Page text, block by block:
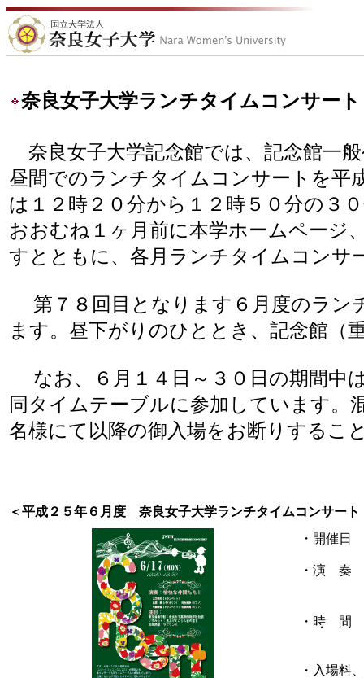
奈良女子大学ランチタイムコンサート
奈良女子大学記念館では、記念館一
昼間でのランチタイムコンサートを平
は１２時２０分から１２時５０分の３
おおむね１ヶ月前に本学ホームページ
すとともに、各月ランチタイムコンサ
第７８回目となります６月度のラン
ます。昼下がりのひととき、記念館（
なお、６月１４日～３０日の期間中
同タイムテーブルに参加しています。
名様にて以降の御入場をお断りするこ
＜平成２５年６月度 奈良女子大学ランチタイムコンサート
・開催
・演 奏
・時 間
・入場料